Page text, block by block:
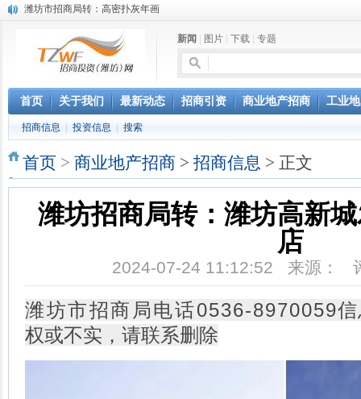
潍坊市招商局转：高密扑灰年画
昌乐大项目“拔节生长”赋能高质量发展
潍坊市招商局转：潍坊港入选国家级5G工厂
潍坊招商局转：潍坊的冬日“秋景”
潍坊招商局转：潍坊历史名人--燕肃
香港上市公司投资信息
第三届全球数字贸易博览会在浙江杭州开幕
新闻 图片 下载 专题
首页 关于我们 最新动态 招商引资 商业地产招商 工业
招商信息 投资信息 搜索
首页 > 商业地产招商 > 招商信息 > 正文
潍坊招商局转：潍坊高新
店
2024-07-24 11:12:52 来源：
潍坊市招商局电话0536-8970059
权或不实，请联系删除